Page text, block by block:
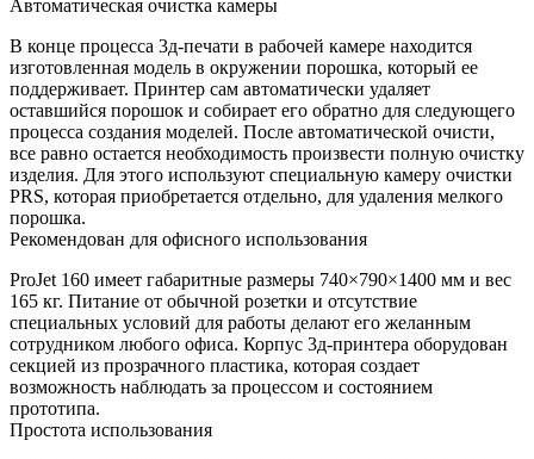
Автоматическая очистка камеры
В конце процесса 3д-печати в рабочей камере находится
изготовленная модель в окружении порошка, который ее
поддерживает. Принтер сам автоматически удаляет
оставшийся порошок и собирает его обратно для следующего
процесса создания моделей. После автоматической очисти,
все равно остается необходимость произвести полную очистку
изделия. Для этого используют специальную камеру очистки
PRS, которая приобретается отдельно, для удаления мелкого
порошка.
Рекомендован для офисного использования
ProJet 160 имеет габаритные размеры 740×790×1400 мм и вес
165 кг. Питание от обычной розетки и отсутствие
специальных условий для работы делают его желанным
сотрудником любого офиса. Корпус 3д-принтера оборудован
секцией из прозрачного пластика, которая создает
возможность наблюдать за процессом и состоянием
прототипа.
Простота использования